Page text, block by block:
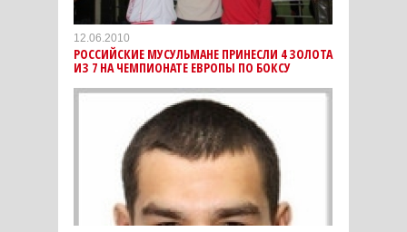
12.06.2010
РОССИЙСКИЕ МУСУЛЬМАНЕ ПРИНЕСЛИ 4 ЗОЛОТА
ИЗ 7 НА ЧЕМПИОНАТЕ ЕВРОПЫ ПО БОКСУ